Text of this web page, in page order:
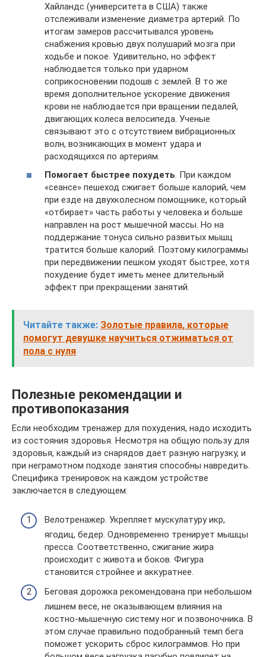
Хайландс (университета в США) также
отслеживали изменение диаметра артерий. По
итогам замеров рассчитывался уровень
снабжения кровью двух полушарий мозга при
ходьбе и покое. Удивительно, но эффект
наблюдается только при ударном
соприкосновении подошв с землей. В то же
время дополнительное ускорение движения
крови не наблюдается при вращении педалей,
двигающих колеса велосипеда. Ученые
связывают это с отсутствием вибрационных
волн, возникающих в момент удара и
расходящихся по артериям.
Помогает быстрее похудеть. При каждом
«сеансе» пешеход сжигает больше калорий, чем
при езде на двухколесном помощнике, который
«отбирает» часть работы у человека и больше
направлен на рост мышечной массы. Но на
поддержание тонуса сильно развитых мышц
тратится больше калорий. Поэтому килограммы
при передвижении пешком уходят быстрее, хотя
похудение будет иметь менее длительный
эффект при прекращении занятий.
Читайте также: Золотые правила, которые
помогут девушке научиться отжиматься от
пола с нуля
Полезные рекомендации и
противопоказания
Если необходим тренажер для похудения, надо исходить
из состояния здоровья. Несмотря на общую пользу для
здоровья, каждый из снарядов дает разную нагрузку, и
при неграмотном подходе занятия способны навредить.
Специфика тренировок на каждом устройстве
заключается в следующем:
Велотренажер. Укрепляет мускулатуру икр,
ягодиц, бедер. Одновременно тренирует мышцы
пресса. Соответственно, сжигание жира
происходит с живота и боков. Фигура
становится стройнее и аккуратнее.
Беговая дорожка рекомендована при небольшом
лишнем весе, не оказывающем влияния на
костно-мышечную систему ног и позвоночника. В
этом случае правильно подобранный темп бега
поможет ускорить сброс килограммов. Но при